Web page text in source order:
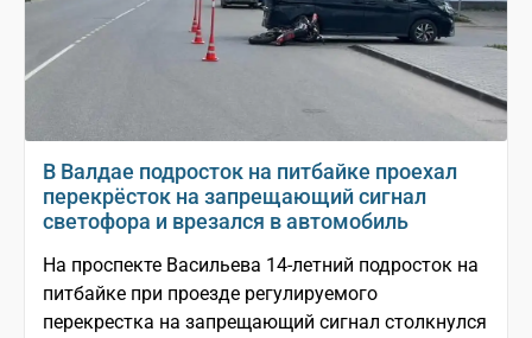
В Валдае подросток на питбайке проехал
перекрёсток на запрещающий сигнал
светофора и врезался в автомобиль
На проспекте Васильева 14-летний подросток на
питбайке при проезде регулируемого
перекрестка на запрещающий сигнал столкнулся